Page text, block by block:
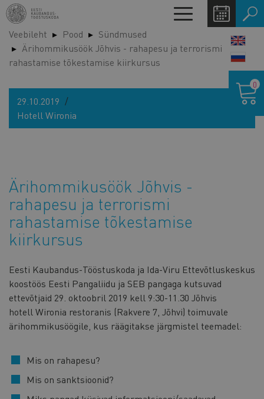
Liigu
edasi
põhisisu
juurde
Toggle
navigation
Veebileht Pood
Sündmused
Ärihommikusöök Jõhvis - rahapesu ja terrorismi
rahastamise tõkestamise kiirkursus
29.10.2019
Hotell Wironia
Ärihommikusöök Jõhvis -
rahapesu ja terrorismi
rahastamise tõkestamise
kiirkursus
Eesti Kaubandus-Tööstuskoda ja Ida-Viru Ettevõtluskeskus
koostöös Eesti Pangaliidu ja SEB pangaga kutsuvad
ettevõtjaid 29. oktoobril 2019 kell 9:30-11.30 Jõhvis
hotell Wironia restoranis (Rakvere 7, Jõhvi) toimuvale
ärihommikusöögile, kus räägitakse järgmistel teemadel:
Mis on rahapesu?
Mis on sanktsioonid?
0